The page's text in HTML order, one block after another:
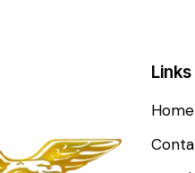
Links
Home